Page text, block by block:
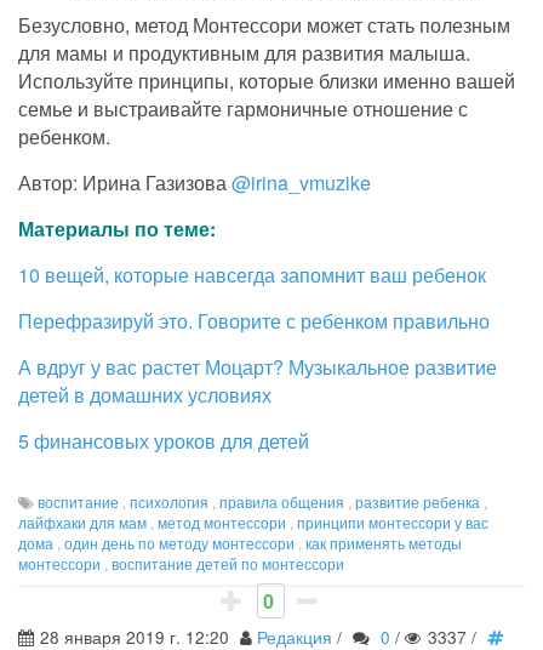
Безусловно, метод Монтессори может стать полезным
для мамы и продуктивным для развития малыша.
Используйте принципы, которые близки именно вашей
семье и выстраивайте гармоничные отношение с
ребенком.
Автор: Ирина Газизова@irina_vmuzike
Материалы по теме:
10 вещей, которые навсегда запомнит ваш ребенок
Перефразируй это. Говорите с ребенком правильно
А вдруг у вас растет Моцарт? Музыкальное развитие
детей в домашних условиях
5 финансовых уроков для детей
воспитание психология правила общения развитие ребенка
лайфхаки для мам метод монтессори принципи монтессори у вас
дома один день по методу монтессори как применять методы
монтессори воспитание детей по монтессори
0
28 января 2019 г. 12:20 Редакция / 0 / 3337 /